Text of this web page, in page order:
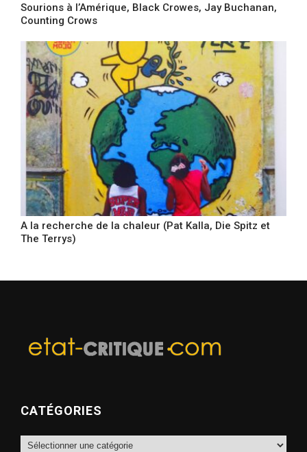
Sourions à l’Amérique, Black Crowes, Jay Buchanan,
Counting Crows
A la recherche de la chaleur (Pat Kalla, Die Spitz et
The Terrys)
CATÉGORIES
Catégories